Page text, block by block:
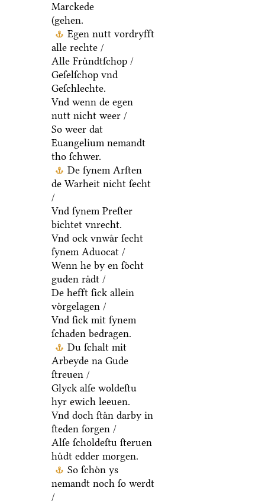
Marckede
(gehen.
Egen nutt vordryfft
alle rechte /
Alle Fruͤndtſchop /
Geſelſchop vnd
Geſchlechte.
Vnd wenn de egen
nutt nicht weer /
So weer dat
Euangelium nemandt
tho ſchwer.
De ſynem Arſten
de Warheit nicht ſecht
/
Vnd ſynem Preſter
bichtet vnrecht.
Vnd ock vnwaͤr ſecht
ſynem Aduocat /
Wenn he by en ſoͤcht
guden raͤdt /
De hefft ſick allein
voͤrgelagen /
Vnd ſick mit ſynem
ſchaden bedragen.
Du ſchalt mit
Arbeyde na Gude
ſtreuen /
Glyck alſe woldeſtu
hyr ewich leeuen.
Vnd doch ſtaͤn darby in
ſteden ſorgen /
Alſe ſcholdeſtu ſteruen
huͤdt edder morgen.
So ſchoͤn ys
nemandt noch ſo werdt
/